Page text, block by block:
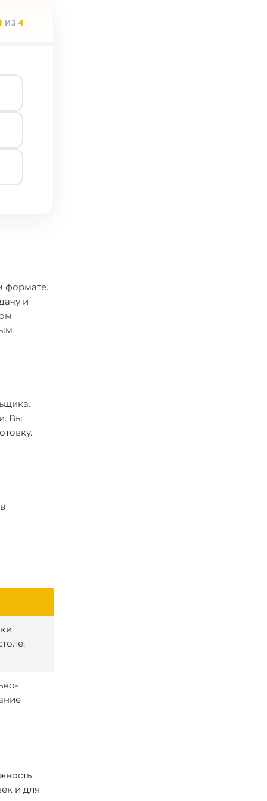
ИЗ 4
формате.
и
Вы
и для